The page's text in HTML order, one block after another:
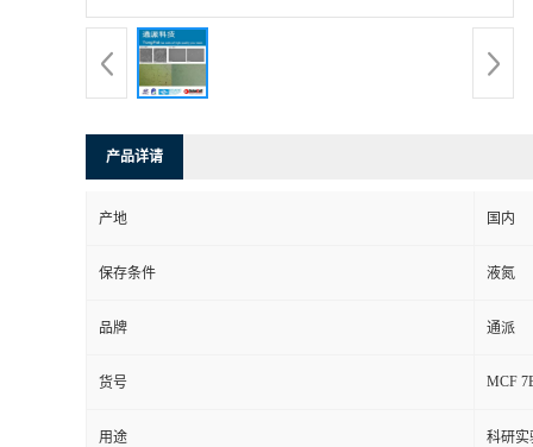
产品详请
产地 国内
保存条件 液氮
品牌 通派
货号 MCF
用途 科研实